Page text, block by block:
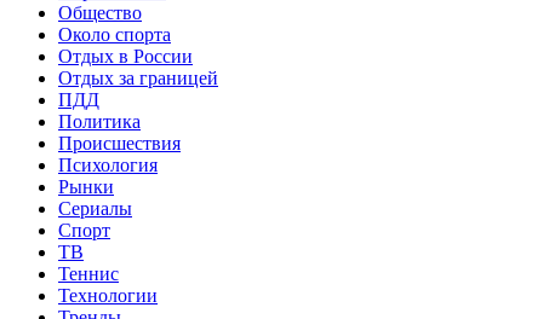
Общество
Около спорта
Отдых в России
Отдых за границей
ПДД
Политика
Происшествия
Психология
Рынки
Сериалы
Спорт
ТВ
Теннис
Технологии